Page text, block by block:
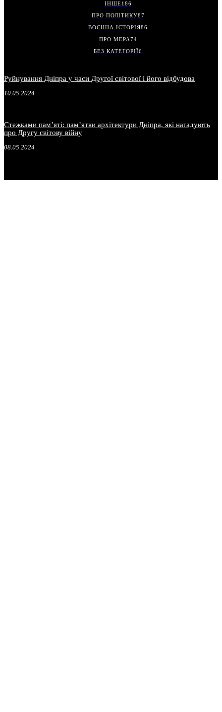
ІНШЕ186
ПРО ПОЛІТИКУ87
ВОЄННА ІСТОРІЯ86
ПРО МЕРА74
БЕЗ КАТЕГОРІЇ6
Руйнування Дніпра у часи Другої світової і його відбудова
10.05.2024
Стежками пам’яті: пам’ятки архітектури Дніпра, які нагадують
про Другу світову війну
08.05.2024